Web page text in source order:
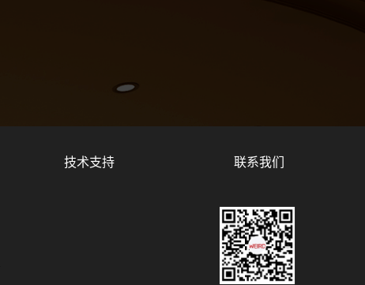
技术支持 联系我们